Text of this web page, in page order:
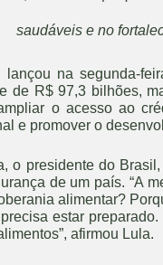
saudáveis e no
lançou na segunda-
de R$ 97,3 bilhões,
o acesso ao
e promover o
o presidente do
de um país. “A
alimentar?
estar
afirmou Lula.